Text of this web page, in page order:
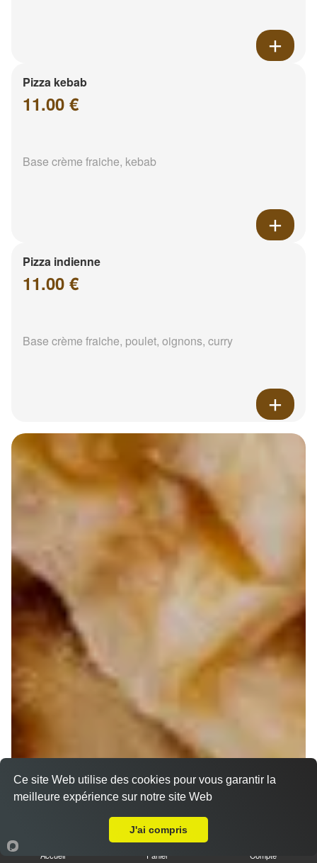
Pizza kebab
11.00 €
Base crème fraiche, kebab
Pizza indienne
11.00 €
Base crème fraiche, poulet, oignons, curry
Accueil Panier Compte
Ce site Web utilise des cookies pour vous garantir la
meilleure expérience sur notre site Web
J'ai compris